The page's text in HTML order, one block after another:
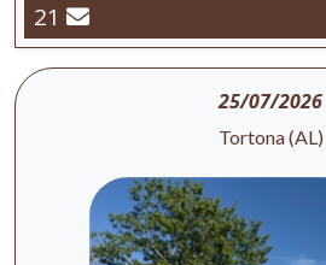
21
25/07/2026
Tortona (AL)